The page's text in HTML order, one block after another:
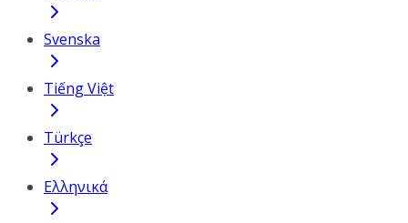
Svenska
Tiếng Việt
Türkçe
Ελληνικά